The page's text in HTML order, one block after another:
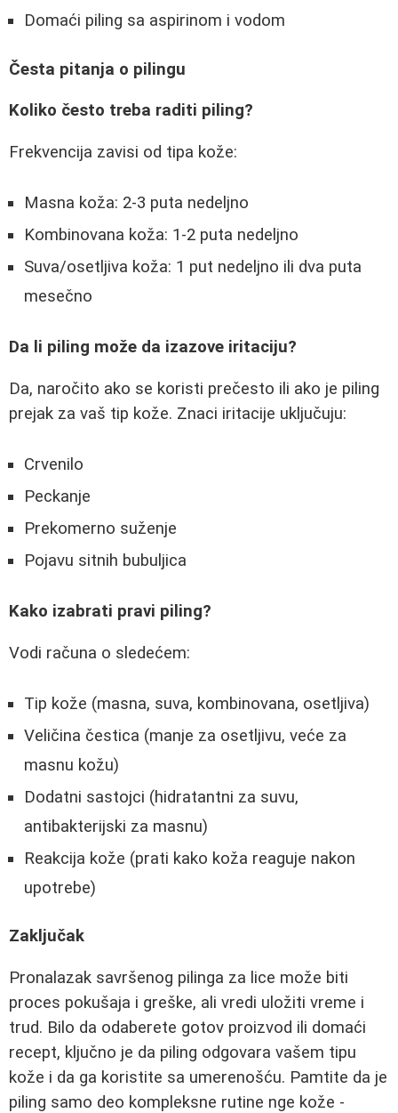
Domaći piling sa aspirinom i vodom
Česta pitanja o pilingu
Koliko često treba raditi piling?
Frekvencija zavisi od tipa kože:
Masna koža: 2-3 puta nedeljno
Kombinovana koža: 1-2 puta nedeljno
Suva/osetljiva koža: 1 put nedeljno ili dva puta
mesečno
Da li piling može da izazove iritaciju?
Da, naročito ako se koristi prečesto ili ako je piling
prejak za vaš tip kože. Znaci iritacije uključuju:
Crvenilo
Peckanje
Prekomerno suženje
Pojavu sitnih bubuljica
Kako izabrati pravi piling?
Vodi računa o sledećem:
Tip kože (masna, suva, kombinovana, osetljiva)
Veličina čestica (manje za osetljivu, veće za
masnu kožu)
Dodatni sastojci (hidratantni za suvu,
antibakterijski za masnu)
Reakcija kože (prati kako koža reaguje nakon
upotrebe)
Zaključak
Pronalazak savršenog pilinga za lice može biti
proces pokušaja i greške, ali vredi uložiti vreme i
trud. Bilo da odaberete gotov proizvod ili domaći
recept, ključno je da piling odgovara vašem tipu
kože i da ga koristite sa umerenošću. Pamtite da je
piling samo deo kompleksne rutine nge kože -